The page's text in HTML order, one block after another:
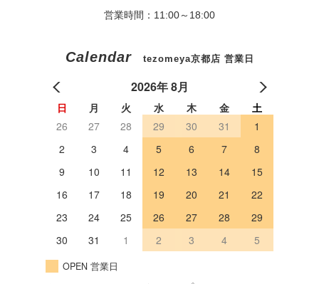
営業時間：11:00～18:00
Calendar tezomeya京都店 営業日
2026年 8月
日 月 火 水 木 金
土
26
27 28 29 30 31
1
2
3 4 5 6 7
8
9
10 11 12 13 14
15
16
17 18 19 20 21
22
23
24 25 26 27 28
29
30
31 1 2 3 4 5
OPEN 営業日